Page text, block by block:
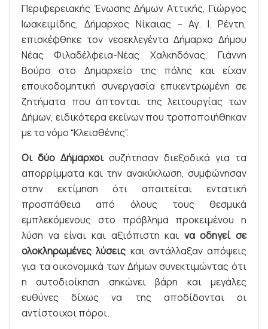
Περιφερειακής Ένωσης Δήμων Αττικής, Γιώργος
Ιωακειμίδης, Δήμαρχος Νίκαιας – Αγ. Ι. Ρέντη,
επισκέφθηκε τον νεοεκλεγέντα Δήμαρχο Δήμου
Νέας Φιλαδέλφεια-Νέας Χαλκηδόνας, Γιάννη
Βούρο στο Δημαρχείο της πόλης και είχαν
εποικοδομητική συνεργασία επικεντρωμένη σε
ζητήματα που άπτονται της λειτουργίας των
Δήμων, ειδικότερα εκείνων που τροποποιήθηκαν
με το νόμο “Κλεισθένης”.
Οι δύο Δήμαρχοισυζήτησαν διεξοδικά για τα
απορρίμματα και την ανακύκλωση, συμφώνησαν
στην εκτίμηση ότι απαιτείται εντατική
προσπάθεια από όλους τους θεσμικά
εμπλεκόμενους στο πρόβλημα προκειμένου η
λύση να είναι και αξιόπιστη και να οδηγεί σε
ολοκληρωμένες λύσεις και αντάλλαξαν απόψεις
για τα οικονομικά των Δήμων συνεκτιμώντας ότι
η αυτοδιοίκηση σηκώνει βάρη και μεγάλες
ευθύνες δίχως να της αποδίδονται οι
αντίστοιχοι πόροι.